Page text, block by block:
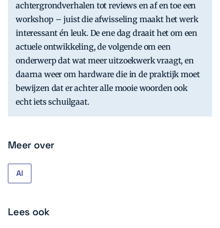
achtergrondverhalen tot reviews en af en toe een
workshop – juist die afwisseling maakt het werk
interessant én leuk. De ene dag draait het om een
actuele ontwikkeling, de volgende om een
onderwerp dat wat meer uitzoekwerk vraagt, en
daarna weer om hardware die in de praktijk moet
bewijzen dat er achter alle mooie woorden ook
echt iets schuilgaat.
Meer over
AI
Lees ook